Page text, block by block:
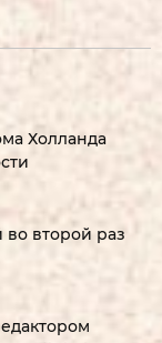
Холланда
во второй раз